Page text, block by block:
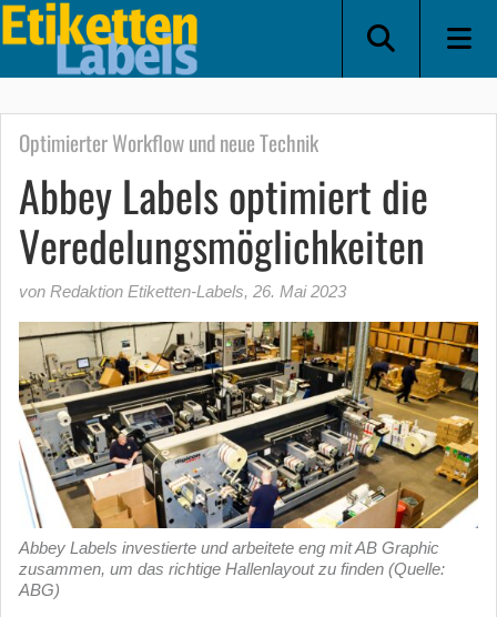
Optimierter Workflow und neue Technik
Abbey Labels optimiert die
Veredelungsmöglichkeiten
von Redaktion Etiketten-Labels, 26. Mai 2023
Abbey Labels investierte und arbeitete eng mit AB Graphic
zusammen, um das richtige Hallenlayout zu finden (Quelle:
ABG)